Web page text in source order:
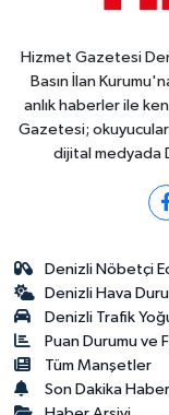
Hizmet Gazetesi
Basın İlan
anlık haberler ile
Gazetesi;
dijital medyada
Denizli Nöbetçi
Denizli Hava
Denizli Trafik
Puan Durumu ve
Tüm Manşetler
Son Dakika